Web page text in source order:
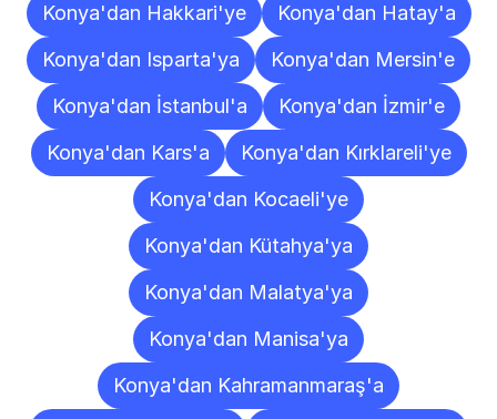
Konya'dan Hakkari'ye
Konya'dan Hatay'a
Konya'dan Isparta'ya
Konya'dan Mersin'e
Konya'dan İstanbul'a
Konya'dan İzmir'e
Konya'dan Kars'a
Konya'dan Kırklareli'ye
Konya'dan Kocaeli'ye
Konya'dan Kütahya'ya
Konya'dan Malatya'ya
Konya'dan Manisa'ya
Konya'dan Kahramanmaraş'a